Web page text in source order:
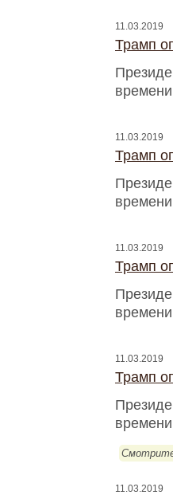
11.03.2019
Трамп
времени
11.03.2019
Трамп
времени
11.03.2019
Трамп
времени
11.03.2019
Трамп
времени
11.03.2019